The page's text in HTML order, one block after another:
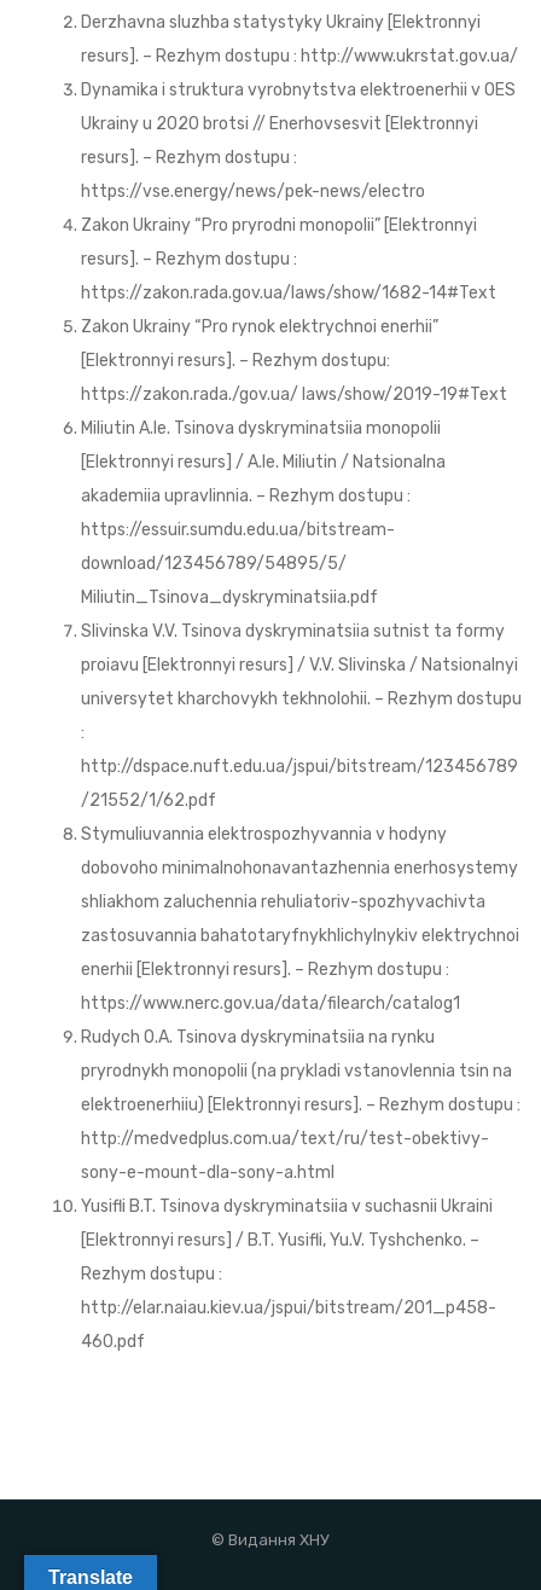
Derzhavna sluzhba statystyky Ukrainy [Elektronnyi
resurs]. – Rezhym dostupu : http://www.ukrstat.gov.ua/
Dynamika i struktura vyrobnytstva elektroenerhii v OES
Ukrainy u 2020 brotsi // Enerhovsesvit [Elektronnyi
resurs]. – Rezhym dostupu :
https://vse.energy/news/pek-news/electro
Zakon Ukrainy “Pro pryrodni monopolii” [Elektronnyi
resurs]. – Rezhym dostupu :
https://zakon.rada.gov.ua/laws/show/1682-14#Text
Zakon Ukrainy “Pro rynok elektrychnoi enerhii”
[Elektronnyi resurs]. – Rezhym dostupu:
https://zakon.rada./gov.ua/ laws/show/2019-19#Text
Miliutin A.Ie. Tsinova dyskryminatsiia monopolii
[Elektronnyi resurs] / A.Ie. Miliutin / Natsionalna
akademiia upravlinnia. – Rezhym dostupu :
https://essuir.sumdu.edu.ua/bitstream-
download/123456789/54895/5/
Miliutin_Tsinova_dyskryminatsiia.pdf
Slivinska V.V. Tsinova dyskryminatsiia sutnist ta formy
proiavu [Elektronnyi resurs] / V.V. Slivinska / Natsionalnyi
universytet kharchovykh tekhnolohii. – Rezhym dostupu
:
http://dspace.nuft.edu.ua/jspui/bitstream/123456789
/21552/1/62.pdf
Stymuliuvannia elektrospozhyvannia v hodyny
dobovoho minimalnohonavantazhennia enerhosystemy
shliakhom zaluchennia rehuliatoriv-spozhyvachivta
zastosuvannia bahatotaryfnykhlichylnykiv elektrychnoi
enerhii [Elektronnyi resurs]. – Rezhym dostupu :
https://www.nerc.gov.ua/data/filearch/catalog1
Rudych O.A. Tsinova dyskryminatsiia na rynku
pryrodnykh monopolii (na prykladi vstanovlennia tsin na
elektroenerhiiu) [Elektronnyi resurs]. – Rezhym dostupu :
http://medvedplus.com.ua/text/ru/test-obektivy-
sony-e-mount-dla-sony-a.html
Yusifli B.T. Tsinova dyskryminatsiia v suchasnii Ukraini
[Elektronnyi resurs] / B.T. Yusifli, Yu.V. Tyshchenko. –
Rezhym dostupu :
http://elar.naiau.kiev.ua/jspui/bitstream/201_p458-
460.pdf
© Видання ХНУ
Translate